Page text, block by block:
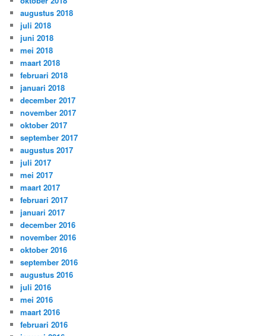
augustus 2018
juli 2018
juni 2018
mei 2018
maart 2018
februari 2018
januari 2018
december 2017
november 2017
oktober 2017
september 2017
augustus 2017
juli 2017
mei 2017
maart 2017
februari 2017
januari 2017
december 2016
november 2016
oktober 2016
september 2016
augustus 2016
juli 2016
mei 2016
maart 2016
februari 2016